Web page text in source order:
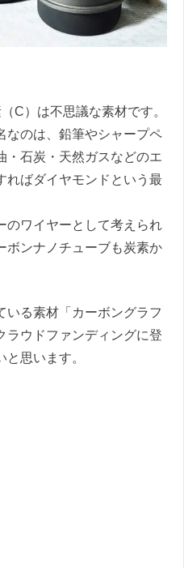
C）は不思議な素材です。
なのは、鉛筆やシャープペ
・石炭・天然ガスなどのエ
ればダイヤモンドという最
のワイヤーとして考えられ
ボンナノチューブも炭素か
いる素材「カーボングラフ
ラウドファンディングに登
思います。